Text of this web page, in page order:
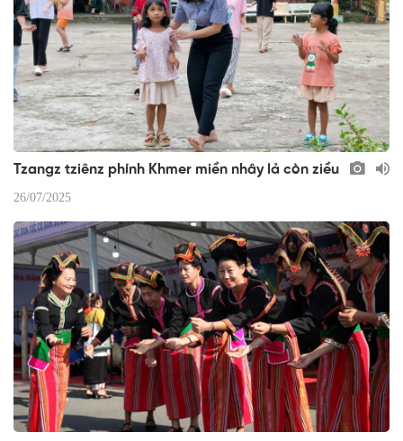
Tzangz tziênz phính Khmer miền nhây lả còn ziều
26/07/2025